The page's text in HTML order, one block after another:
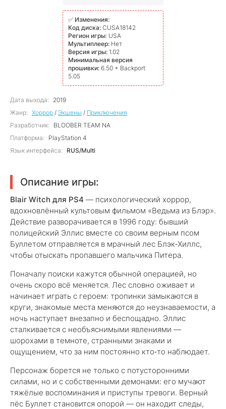
✅ Изменения:
Код диска: CUSA18142
Регион игры: USA
Мультиплеер: Нет
Версия игры: 1.02
Минимальная версия
прошивки: 6.50 + Backport
5.05
Дата выхода:
2019
Жанр: Хоррор / Экшены / Приключения
Разработчик:
BLOOBER TEAM NA
Платформа:
PlayStation 4
Язык интерфейса:
RUS/Multi
Описание игры:
Blair Witch для PS4 — психологический хоррор,
вдохновлённый культовым фильмом «Ведьма из Блэр».
Действие разворачивается в 1996 году: бывший
полицейский Эллис вместе со своим верным псом
Буллетом отправляется в мрачный лес Блэк‑Хиллс,
чтобы отыскать пропавшего мальчика Питера.
Поначалу поиски кажутся обычной операцией, но
очень скоро всё меняется. Лес словно оживает и
начинает играть с героем: тропинки замыкаются в
круги, знакомые места меняются до неузнаваемости, а
ночь наступает внезапно и беспощадно. Эллис
сталкивается с необъяснимыми явлениями —
шорохами в темноте, странными знаками и
ощущением, что за ним постоянно кто‑то наблюдает.
Персонаж борется не только с потусторонними
силами, но и с собственными демонами: его мучают
тяжёлые воспоминания и приступы тревоги. Верный
пёс Буллет становится опорой — он находит следы,